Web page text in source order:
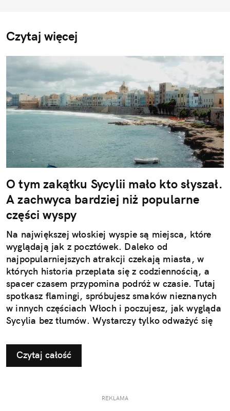
Czytaj więcej
O tym zakątku Sycylii mało kto słyszał.
A zachwyca bardziej niż popularne
części wyspy
Na największej włoskiej wyspie są miejsca, które
wyglądają jak z pocztówek. Daleko od
najpopularniejszych atrakcji czekają miasta, w
których historia przeplata się z codziennością, a
spacer czasem przypomina podróż w czasie. Tutaj
spotkasz flamingi, spróbujesz smaków nieznanych
w innych częściach Włoch i poczujesz, jak wygląda
Sycylia bez tłumów. Wystarczy tylko odważyć się
Czytaj całość
REKLAMA